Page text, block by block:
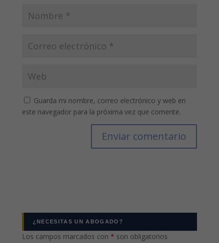
Guarda mi nombre, correo electrónico y web en
este navegador para la próxima vez que comente.
¿NECESITAS UN ABOGADO?
Los campos marcados con * son obligatorios